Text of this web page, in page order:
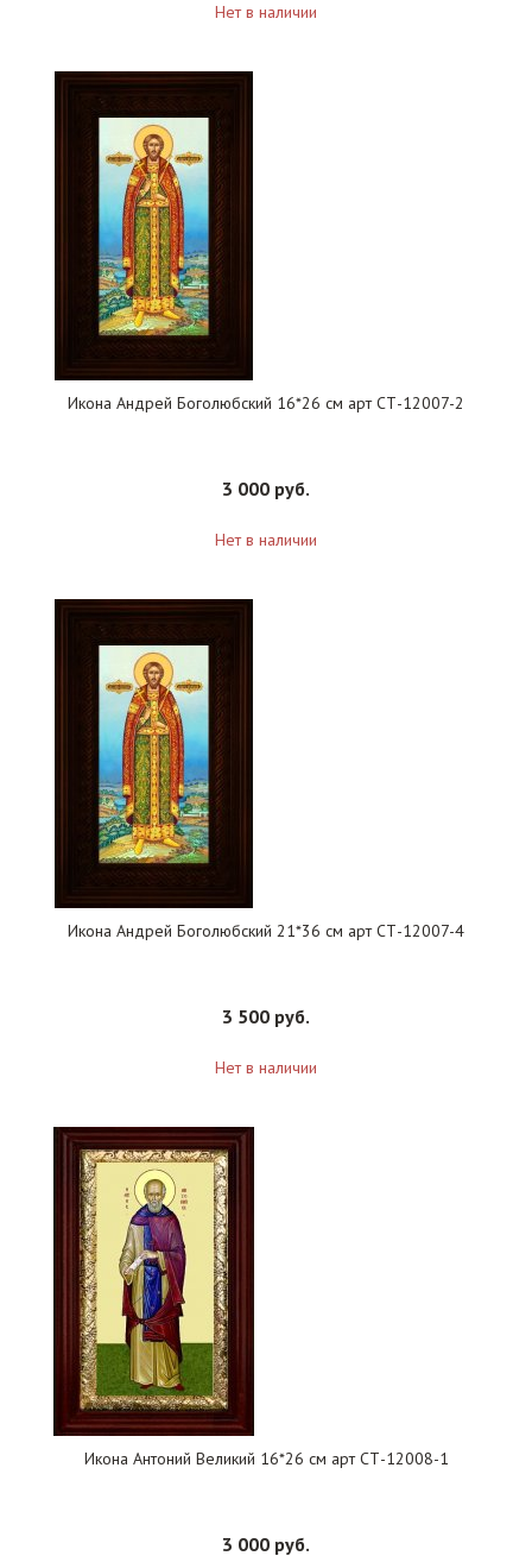
Нет в наличии
Икона Андрей Боголюбский 16*26 см арт СТ-12007-2
3 000 руб.
Нет в наличии
Икона Андрей Боголюбский 21*36 см арт СТ-12007-4
3 500 руб.
Нет в наличии
Икона Антоний Великий 16*26 см арт СТ-12008-1
3 000 руб.